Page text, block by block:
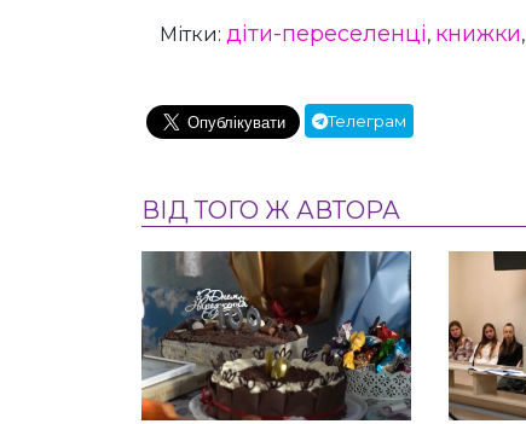
Мітки: діти-переселенці, книжки,
Телеграм
ВІД ТОГО Ж АВТОРА